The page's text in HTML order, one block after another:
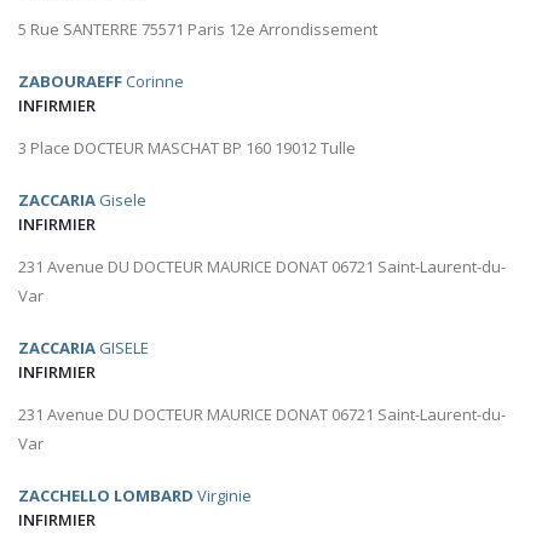
5 Rue SANTERRE 75571 Paris 12e Arrondissement
ZABOURAEFF Corinne
INFIRMIER
3 Place DOCTEUR MASCHAT BP 160 19012 Tulle
ZACCARIA Gisele
INFIRMIER
231 Avenue DU DOCTEUR MAURICE DONAT 06721 Saint-Laurent-du-
Var
ZACCARIA GISELE
INFIRMIER
231 Avenue DU DOCTEUR MAURICE DONAT 06721 Saint-Laurent-du-
Var
ZACCHELLO LOMBARD Virginie
INFIRMIER